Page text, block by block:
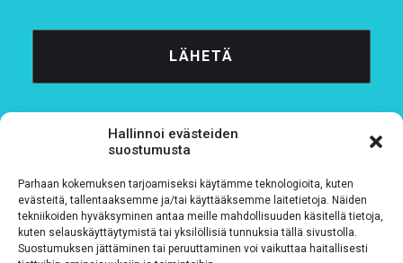
Hallinnoi evästeiden
suostumusta
Parhaan kokemuksen tarjoamiseksi käytämme teknologioita, kuten
evästeitä, tallentaaksemme ja/tai käyttääksemme laitetietoja. Näiden
tekniikoiden hyväksyminen antaa meille mahdollisuuden käsitellä tietoja,
kuten selauskäyttäytymistä tai yksilöllisiä tunnuksia tällä sivustolla.
Suostumuksen jättäminen tai peruuttaminen voi vaikuttaa haitallisesti
Tietosuojaseloste
Verkkolaskutustiedot